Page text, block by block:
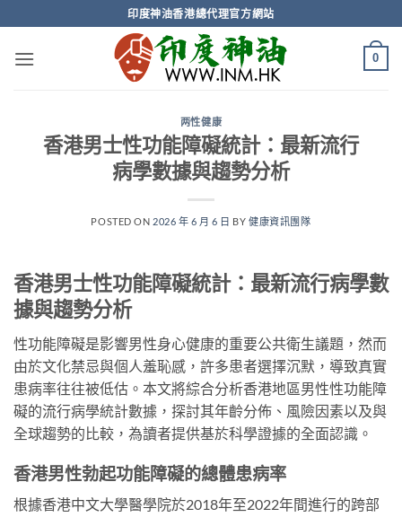
to
content
印度神油香港總代理官方網站
0
两性健康
香港男士性功能障礙統計：最新流行
病學數據與趨勢分析
POSTED ON 2026 年 6 月 6 日 BY健康資訊團隊
香港男士性功能障礙統計：最新流行病學數
據與趨勢分析
性功能障礙是影響男性身心健康的重要公共衛生議題，然而
由於文化禁忌與個人羞恥感，許多患者選擇沉默，導致真實
患病率往往被低估。本文將綜合分析香港地區男性性功能障
礙的流行病學統計數據，探討其年齡分佈、風險因素以及與
全球趨勢的比較，為讀者提供基於科學證據的全面認識。
香港男性勃起功能障礙的總體患病率
根據香港中文大學醫學院於2018年至2022年間進行的跨部